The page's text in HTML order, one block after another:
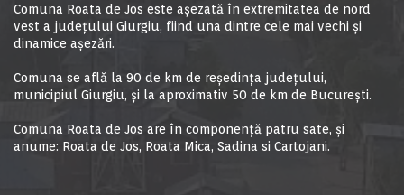
Comuna Roata de Jos este aşezată în extremitatea de nord
vest a judeţului Giurgiu, fiind una dintre cele mai vechi şi
dinamice aşezări.
Comuna se află la 90 de km de reşedinţa judeţului,
municipiul Giurgiu, şi la aproximativ 50 de km de Bucureşti.
Comuna Roata de Jos are în componență patru sate, și
anume: Roata de Jos, Roata Mica, Sadina si Cartojani.